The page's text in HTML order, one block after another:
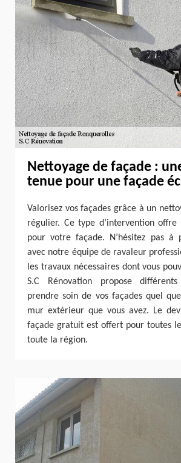
Nettoyage de façade :
tenue pour une façade
Valorisez vos façades grâce à un
régulier. Ce type d’intervention
pour votre façade. N’hésitez pas à
avec notre équipe de ravaleur
les travaux nécessaires dont vous
S.C Rénovation propose
prendre soin de vos façades quel
mur extérieur que vous avez. Le
façade gratuit est offert pour toutes
toute la région.